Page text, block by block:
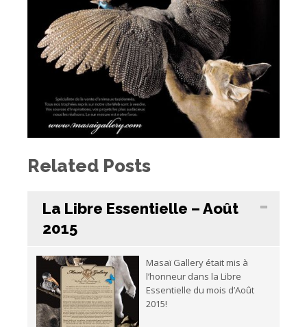
Related Posts
La Libre Essentielle – Août
2015
Masaï Gallery était mis à
l’honneur dans la Libre
Essentielle du mois d’Août
2015!